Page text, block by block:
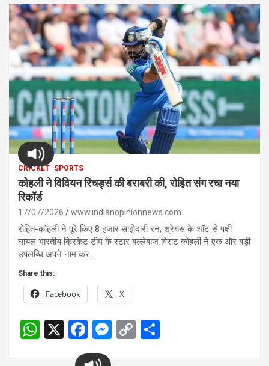
CRICKET SPORTS
कोहली ने विवियन रिचर्ड्स की बराबरी की, रोहित संग रचा नया
रिकॉर्ड
17/07/2026 www.indianopinionnews.com
रोहित-कोहली ने पूरे किए 8 हजार साझेदारी रन, श्रेयस के शॉट से पक्षी
घायल भारतीय क्रिकेट टीम के स्टार बल्लेबाज विराट कोहली ने एक और बड़ी
उपलब्धि अपने नाम कर…
Share this:
Facebook X
W X
F
a
M C